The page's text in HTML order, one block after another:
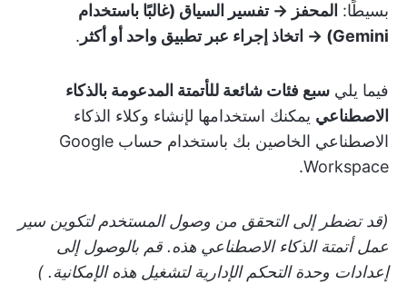
بسيطًا: المحفز → تفسير السياق (غالبًا باستخدام
Gemini) → اتخاذ إجراء عبر تطبيق واحد أو أكثر
.
فيما يلي سبع فئات شائعة للأتمتة المدعومة بالذكاء
الاصطناعي يمكنك استخدامها لإنشاء وكلاء الذكاء
الاصطناعي الخاصين بك باستخدام حساب Google
Workspace.
(قد تضطر إلى التحقق من وصول المستخدم لتكوين سير
عمل أتمتة الذكاء الاصطناعي هذه. قم بالوصول إلى
إعدادات وحدة التحكم الإدارية لتشغيل هذه الإمكانية. )